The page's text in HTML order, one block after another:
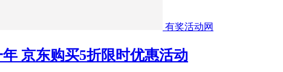
有奖活动网
京东购买5折限时优惠活动